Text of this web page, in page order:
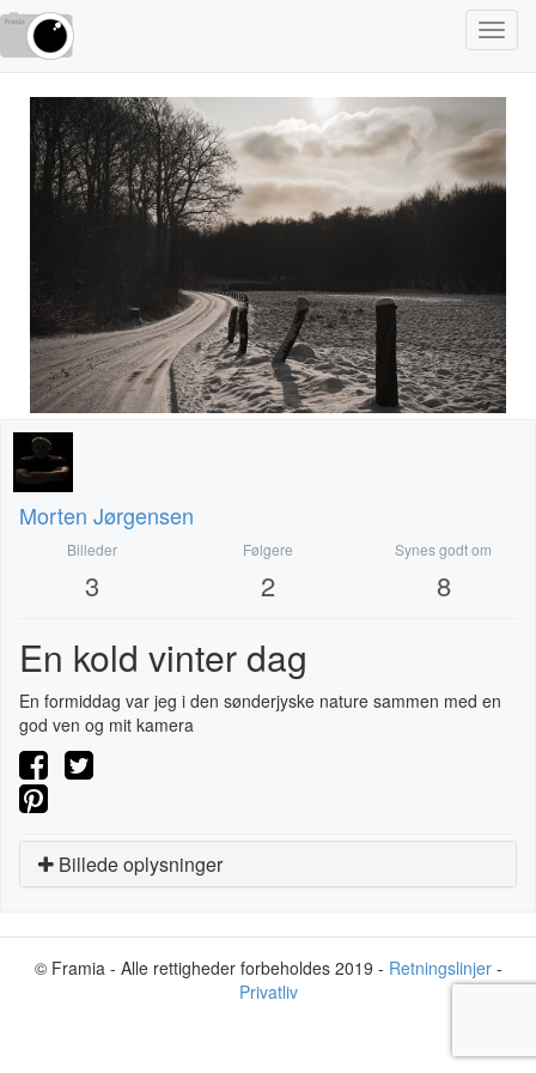
Morten Jørgensen
Billeder
3
Følgere
2
Synes godt om
8
En kold vinter dag
En formiddag var jeg i den sønderjyske nature sammen med en
god ven og mit kamera
Billede oplysninger
© Framia - Alle rettigheder forbeholdes 2019 - Retningslinjer-
Privatliv